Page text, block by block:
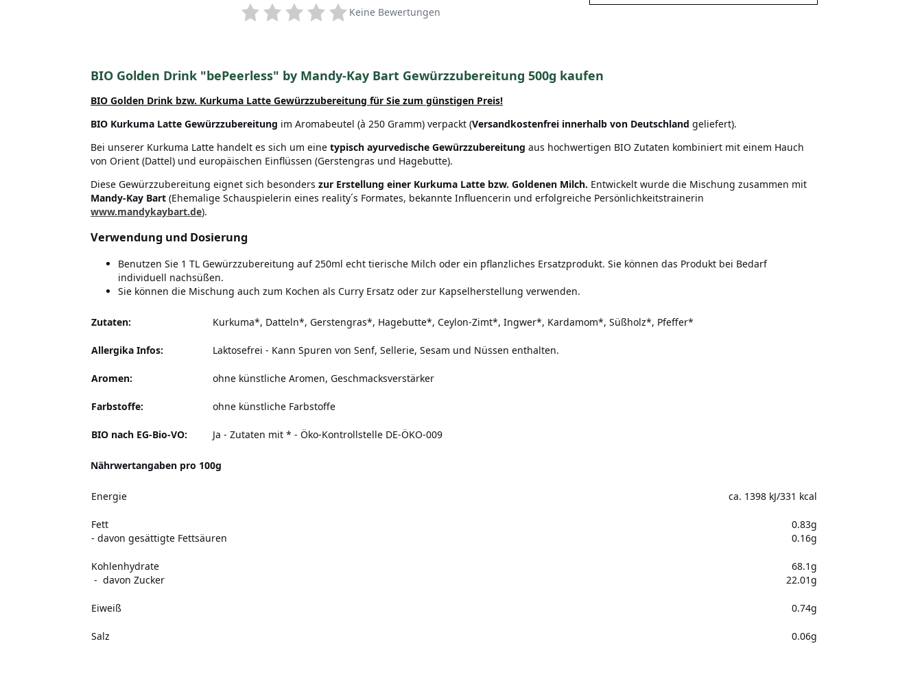
Keine Bewertungen
BIO Golden Drink "bePeerless" by Mandy-Kay Bart Gewürzzubereitung 500g kaufen
BIO Golden Drink bzw. Kurkuma Latte Gewürzzubereitung für Sie zum günstigen Preis!
BIO Kurkuma Latte Gewürzzubereitung im Aromabeutel (à 250 Gramm) verpackt (Versandkostenfrei innerhalb von Deutschland geliefert).
Bei unserer Kurkuma Latte handelt es sich um eine typisch ayurvedische Gewürzzubereitung aus hochwertigen BIO Zutaten kombiniert mit einem Hauch
von Orient (Dattel) und europäischen Einflüssen (Gerstengras und Hagebutte).
Diese Gewürzzubereitung eignet sich besonders zur Erstellung einer Kurkuma Latte bzw. Goldenen Milch. Entwickelt wurde die Mischung zusammen mit
Mandy-Kay Bart (Ehemalige Schauspielerin eines reality´s Formates, bekannte Influencerin und erfolgreiche Persönlichkeitstrainerin
www.mandykaybart.de).
Verwendung und Dosierung
Benutzen Sie 1 TL Gewürzzubereitung auf 250ml echt tierische Milch oder ein pflanzliches Ersatzprodukt. Sie können das Produkt bei Bedarf
individuell nachsüßen.
Sie können die Mischung auch zum Kochen als Curry Ersatz oder zur Kapselherstellung verwenden.
Zutaten: Kurkuma*, Datteln*, Gerstengras*, Hagebutte*, Ceylon-Zimt*, Ingwer*, Kardamom*, Süßholz*, Pfeffer*
Allergika Infos: Laktosefrei - Kann Spuren von Senf, Sellerie, Sesam und Nüssen enthalten.
Aromen: ohne künstliche Aromen, Geschmacksverstärker
Farbstoffe: ohne künstliche Farbstoffe
BIO nach EG-Bio-VO: Ja - Zutaten mit * - Öko-Kontrollstelle DE-ÖKO-009
Nährwertangaben pro 100g
Energie ca. 1398 kJ/331 kcal
Fett
- davon gesättigte Fettsäuren
0.83g
0.16g
Kohlenhydrate
- davon Zucker
68.1g
22.01g
Eiweiß 0.74g
Salz 0.06g